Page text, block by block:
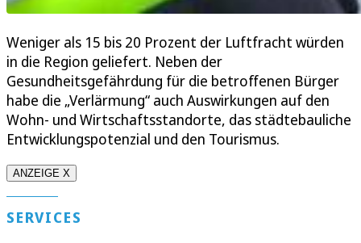
Weniger als 15 bis 20 Prozent der Luftfracht würden
in die Region geliefert. Neben der
Gesundheitsgefährdung für die betroffenen Bürger
habe die „Verlärmung“ auch Auswirkungen auf den
Wohn- und Wirtschaftsstandorte, das städtebauliche
Entwicklungspotenzial und den Tourismus.
ANZEIGE X
SERVICES